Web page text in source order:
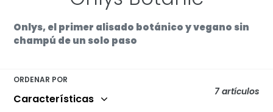
o
l
c
Onlys, el primer alisado botánico y vegano sin
champú de un solo paso
ORDENAR POR
7 artículos